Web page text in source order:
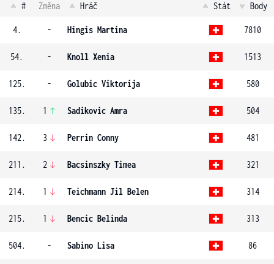
# Změna Hráč Stát Body
4. - Hingis Martina 7810
54. - Knoll Xenia 1513
125. - Golubic Viktorija 580
135. 1 Sadikovic Amra 504
142. 3 Perrin Conny 481
211. 2 Bacsinszky Timea 321
214. 1 Teichmann Jil Belen 314
215. 1 Bencic Belinda 313
504. - Sabino Lisa 86